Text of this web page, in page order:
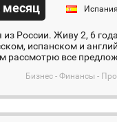
месяц Испания
из России. Живу 2, 6
испанском и
рассмотрю все
Бизнес - Финансы -